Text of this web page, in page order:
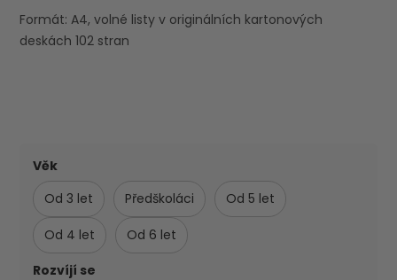
Formát: A4, volné listy v originálních kartonových
deskách 102 stran
Věk
Od 3 let
Předškoláci Od 5 let
Od 4 let
Od 6 let
Rozvíjí se